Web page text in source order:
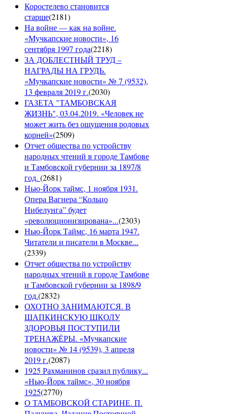
Коростелево становится
старше(2181)
На войне — как на войне.
«Мучкапские новости», 16
сентября 1997 года(2218)
ЗА ДОБЛЕСТНЫЙ ТРУД –
НАГРАДЫ НА ГРУДЬ.
«Мучкапские новости» № 7 (9532),
13 февраля 2019 г.(2030)
ГАЗЕТА "ТАМБОВСКАЯ
ЖИЗНЬ", 03.04.2019. «Человек не
может жить без ощущения родовых
корней»(2509)
Отчет общества по устройству
народных чтений в городе Тамбове
и Тамбовской губернии за 1897/8
год. (2681)
Нью-Йорк таймс, 1 ноября 1931.
Опера Вагнера “Кольцо
Нибелунга” будет
«революционизирована»...(2303)
Нью-Йорк Таймс, 16 марта 1947.
Читатели и писатели в Москве...
(2339)
Отчет общества по устройству
народных чтений в городе Тамбове
и Тамбовской губернии за 1898/9
год.(2832)
ОХОТНО ЗАНИМАЮТСЯ. В
ШАПКИНСКУЮ ШКОЛУ
ЗДОРОВЬЯ ПОСТУПИЛИ
ТРЕНАЖЁРЫ. «Мучкапские
новости» № 14 (9539), 3 апреля
2019 г.(2087)
1925 Рахманинов сразил публику...
«Нью-Йорк таймс», 30 ноября
1925(2770)
О ТАМБОВСКОЙ СТАРИНЕ. П.